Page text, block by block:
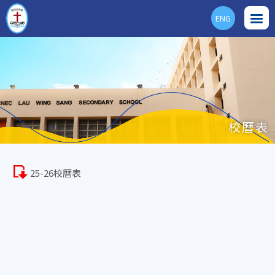
ENG
校曆表
25-26校曆表